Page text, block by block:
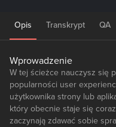
Opis Transkrypt QA
Wprowadzenie
W tej ścieżce nauczysz się
popularności user
użytkownika strony lub
który obecnie staje się
zaczynają zdawać sobie